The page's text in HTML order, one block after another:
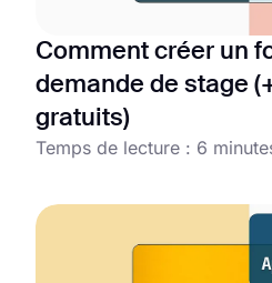
Comment créer un
demande de stage
gratuits)
Temps de lecture : 6